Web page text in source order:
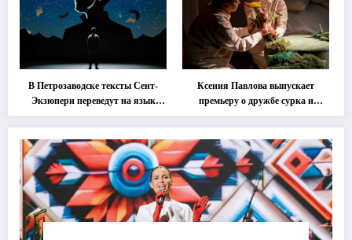
В Петрозаводске тексты Сент-
Экзюпери переведут на язык
современной хореографии
Ксения Павлова выпускает
премьеру о дружбе сурка и
одуванчика